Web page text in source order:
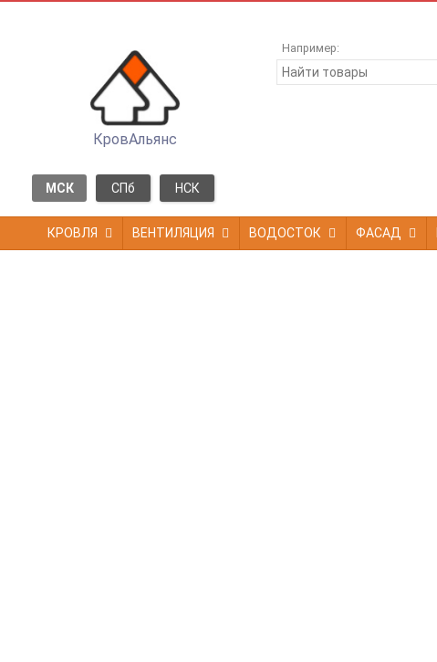
КровАльянс
МСК СПб НСК
Например:
КРОВЛЯ ВЕНТИЛЯЦИЯ ВОДОСТОК ФАСАД